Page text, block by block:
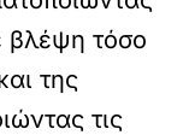
βλέψη τόσο
της
τις